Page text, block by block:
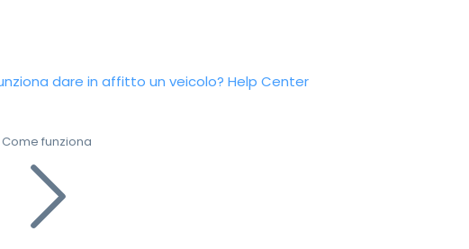
dare in affitto un veicolo? Help Center
Come funziona